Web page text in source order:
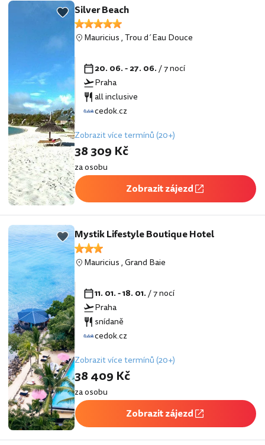
Silver Beach
Mauricius,Trou d´Eau Douce
20. 06. - 27. 06./ 7 nocí
Praha
all inclusive
cedok.cz
Zobrazit více termínů (20+)
38 309 Kč
za osobu
Zobrazit zájezd
Mystik Lifestyle Boutique Hotel
Mauricius,Grand Baie
11. 01. - 18. 01./ 7 nocí
Praha
snídaně
cedok.cz
Zobrazit více termínů (20+)
38 409 Kč
za osobu
Zobrazit zájezd